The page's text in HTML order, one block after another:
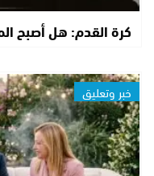
كرة القدم: هل أصبح
خبر وتعليق